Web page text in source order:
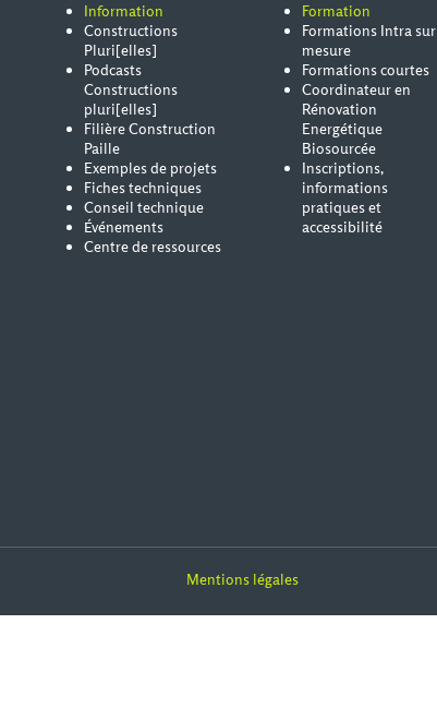
Information
Constructions
Pluri[elles]
Podcasts
Constructions
pluri[elles]
Filière Construction
Paille
Exemples de projets
Fiches techniques
Conseil technique
Événements
Centre de ressources
Formation
Formations Intra sur
mesure
Formations courtes
Coordinateur en
Rénovation
Energétique
Biosourcée
Inscriptions,
informations
pratiques et
accessibilité
Mentions légales